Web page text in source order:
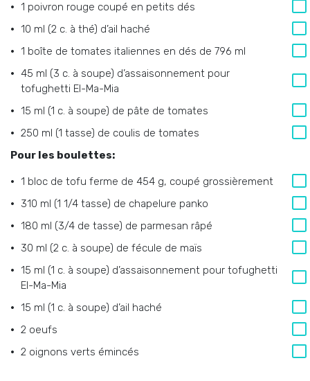
1 poivron rouge coupé en petits dés
10 ml (2 c. à thé) d’ail haché
1 boîte de tomates italiennes en dés de 796 ml
45 ml (3 c. à soupe) d’assaisonnement pour
tofughetti El-Ma-Mia
15 ml (1 c. à soupe) de pâte de tomates
250 ml (1 tasse) de coulis de tomates
Pour les boulettes:
1 bloc de tofu ferme de 454 g, coupé grossièrement
310 ml (1 1/4 tasse) de chapelure panko
180 ml (3/4 de tasse) de parmesan râpé
30 ml (2 c. à soupe) de fécule de maïs
15 ml (1 c. à soupe) d’assaisonnement pour tofughetti
El-Ma-Mia
15 ml (1 c. à soupe) d’ail haché
2 oeufs
2 oignons verts émincés